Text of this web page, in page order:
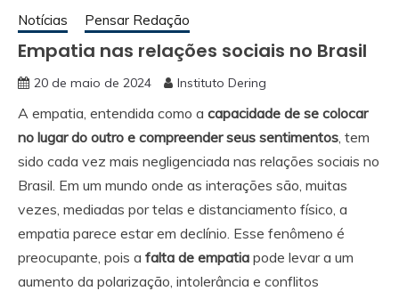
Notícias Pensar Redação
Empatia nas relações sociais no Brasil
20 de maio de 2024 Instituto Dering
A empatia, entendida como a capacidade de se colocar
no lugar do outro e compreender seus sentimentos , tem
sido cada vez mais negligenciada nas relações sociais no
Brasil. Em um mundo onde as interações são, muitas
vezes, mediadas por telas e distanciamento físico, a
empatia parece estar em declínio. Esse fenômeno é
preocupante, pois a falta de empatia pode levar a um
aumento da polarização, intolerância e conflitos